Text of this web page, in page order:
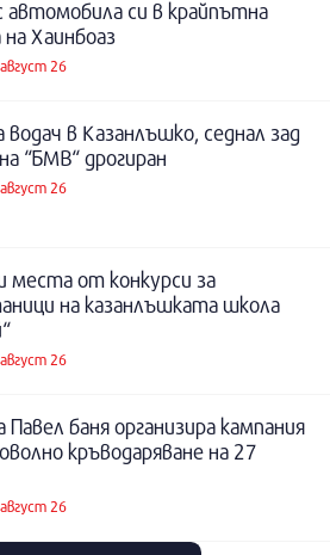
автомобила си в крайпътна
на Хаинбоаз
26
водач в Казанлъшко, седнал зад
“БМВ“ дрогиран
26
места от конкурси за
на казанлъшката школа
26
баня организира кампания
кръводаряване на 27
26